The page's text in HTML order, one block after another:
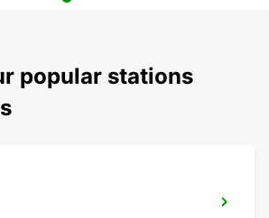
popular stations